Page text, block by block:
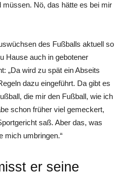
müssen. Nö, das hätte es bei mir
des Fußballs aktuell so
Hause auch in gebotener
„Da wird zu spät ein Abseits
dazu eingeführt. Da gibt es
die mir den Fußball, wie ich
schon früher viel gemeckert,
saß. Aber das, was
mich umbringen.“
er seine